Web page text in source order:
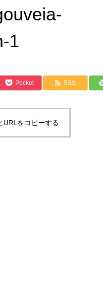
1
Pocket RSS
URLをコピーする